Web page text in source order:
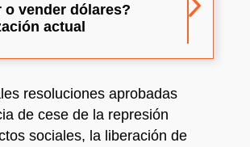
o vender dólares?
actual
resoluciones aprobadas
de cese de la represión
sociales, la liberación de